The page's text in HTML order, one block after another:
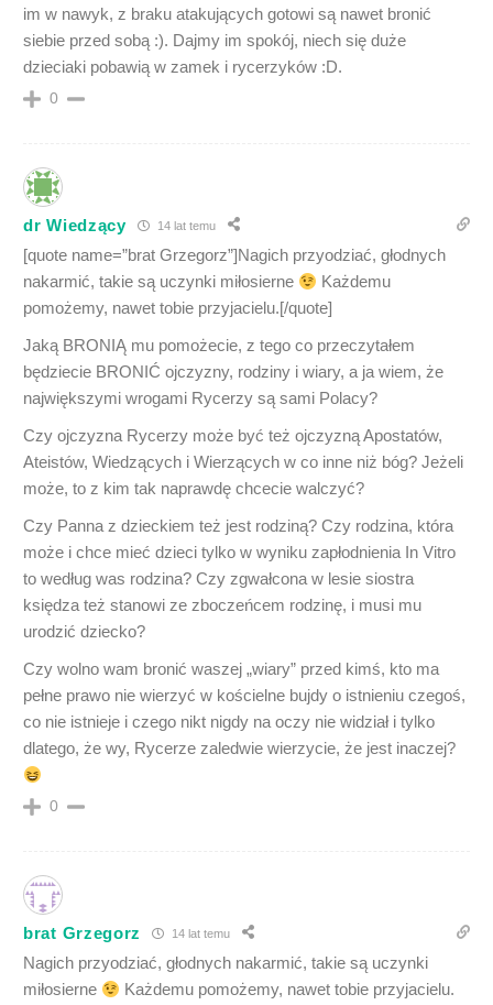
im w nawyk, z braku atakujących gotowi są nawet bronić
siebie przed sobą :). Dajmy im spokój, niech się duże
dzieciaki pobawią w zamek i rycerzyków :D.
0
dr Wiedzący 14 lat temu
[quote name=”brat Grzegorz”]Nagich przyodziać, głodnych
nakarmić, takie są uczynki miłosierne
Każdemu
pomożemy, nawet tobie przyjacielu.[/quote]
Jaką BRONIĄ mu pomożecie, z tego co przeczytałem
będziecie BRONIĆ ojczyzny, rodziny i wiary, a ja wiem, że
największymi wrogami Rycerzy są sami Polacy?
Czy ojczyzna Rycerzy może być też ojczyzną Apostatów,
Ateistów, Wiedzących i Wierzących w co inne niż bóg? Jeżeli
może, to z kim tak naprawdę chcecie walczyć?
Czy Panna z dzieckiem też jest rodziną? Czy rodzina, która
może i chce mieć dzieci tylko w wyniku zapłodnienia In Vitro
to według was rodzina? Czy zgwałcona w lesie siostra
księdza też stanowi ze zboczeńcem rodzinę, i musi mu
urodzić dziecko?
Czy wolno wam bronić waszej „wiary” przed kimś, kto ma
pełne prawo nie wierzyć w kościelne bujdy o istnieniu czegoś,
co nie istnieje i czego nikt nigdy na oczy nie widział i tylko
dlatego, że wy, Rycerze zaledwie wierzycie, że jest inaczej?
0
brat Grzegorz 14 lat temu
Nagich przyodziać, głodnych nakarmić, takie są uczynki
miłosierne
Każdemu pomożemy, nawet tobie przyjacielu.